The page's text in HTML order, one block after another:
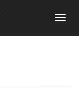
ナ
ゲ